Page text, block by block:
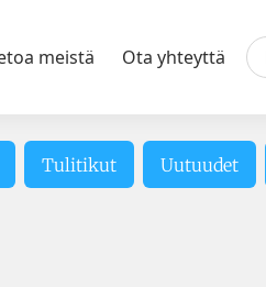
meistä
Ota yhteyttä
Tulitikut Uutuudet